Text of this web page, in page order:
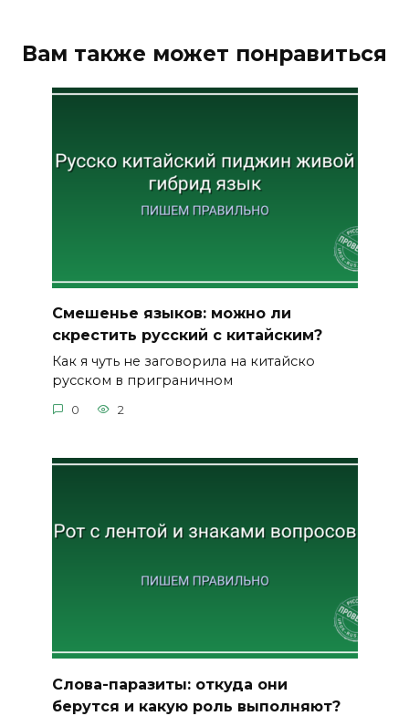
Вам также может понравиться
Смешенье языков: можно ли
скрестить русский с китайским?
Как я чуть не заговорила на китайско
русском в приграничном
0 2
Слова-паразиты: откуда они
берутся и какую роль выполняют?